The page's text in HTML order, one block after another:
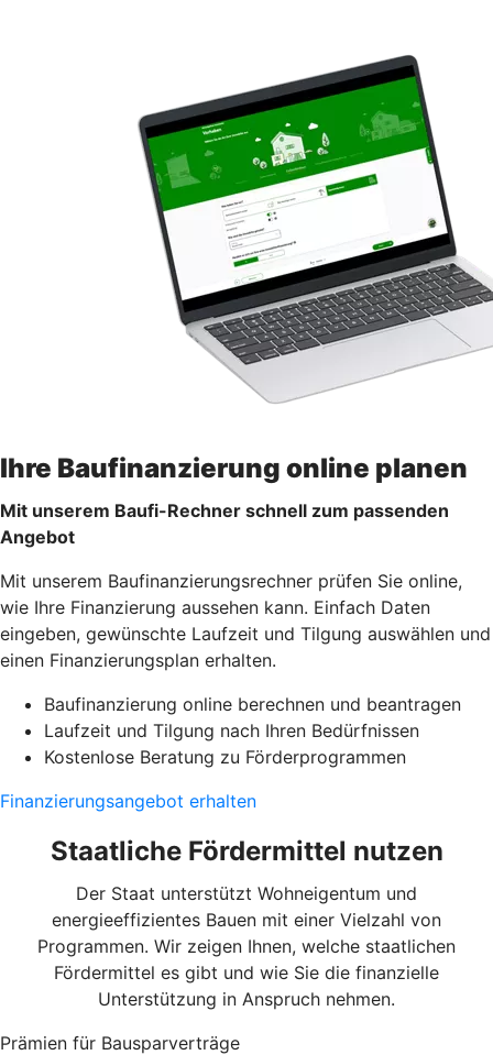
Ihre Baufinanzierung online planen
Mit unserem Baufi-Rechner schnell zum passenden
Angebot
Mit unserem Baufinanzierungs­rechner prüfen Sie online,
wie Ihre Finanzierung aussehen kann. Einfach Daten
eingeben, gewünschte Laufzeit und Tilgung auswählen und
einen Finanzierungsplan erhalten.
Baufinanzierung online berechnen und beantragen
Laufzeit und Tilgung nach Ihren Bedürfnissen
Kostenlose Beratung zu Förderprogrammen
Finanzierungsangebot erhalten
Staatliche Fördermittel nutzen
Der Staat unterstützt Wohneigentum und
energieeffizientes Bauen mit einer Vielzahl von
Programmen. Wir zeigen Ihnen, welche staatlichen
Fördermittel es gibt und wie Sie die finanzielle
Unterstützung in Anspruch nehmen.
Prämien für Bausparverträge